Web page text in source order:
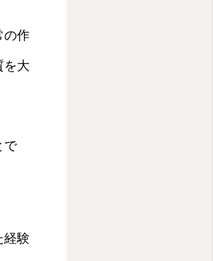
の作
を大
で
経験